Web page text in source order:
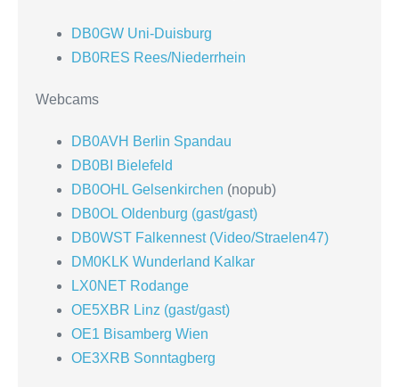
DB0GW Uni-Duisburg
DB0RES Rees/Niederrhein
Webcams
DB0AVH Berlin Spandau
DB0BI Bielefeld
DB0OHL Gelsenkirchen (nopub)
DB0OL Oldenburg (gast/gast)
DB0WST Falkennest (Video/Straelen47)
DM0KLK Wunderland Kalkar
LX0NET Rodange
OE5XBR Linz (gast/gast)
OE1 Bisamberg Wien
OE3XRB Sonntagberg